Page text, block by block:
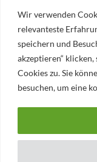
Wir verwenden
relevanteste
speichern und
akzeptieren“
Cookies zu. Sie
besuchen, um eine
ARCHIV
Archiv
© 2026 AUGSBURGER
AUGSBURGER EV